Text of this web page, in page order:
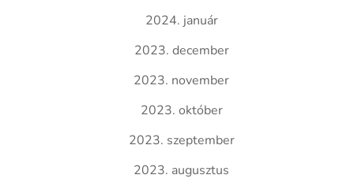
2024. január
2023. december
2023. november
2023. október
2023. szeptember
2023. augusztus